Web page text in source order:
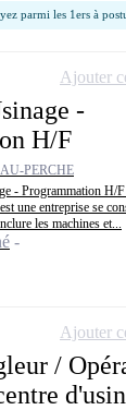
parmi les 1ers à
-
H/F
PERCHE
- Programmation
une entreprise se
les machines et...
Ajouter
/
Ajouter